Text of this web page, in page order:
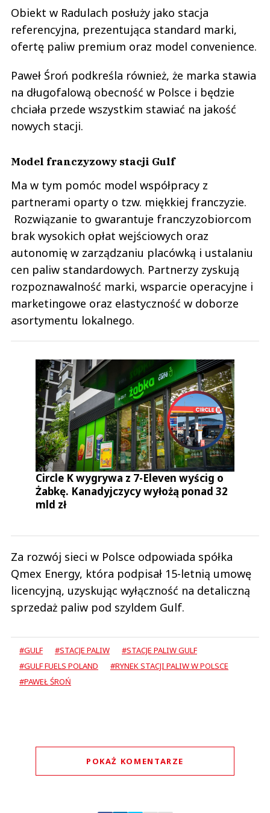
Obiekt w Radulach posłuży jako stacja
referencyjna, prezentująca standard marki,
ofertę paliw premium oraz model convenience.
Paweł Śroń podkreśla również, że marka stawia
na długofalową obecność w Polsce i będzie
chciała przede wszystkim stawiać na jakość
nowych stacji.
Model franczyzowy stacji Gulf
Ma w tym pomóc model współpracy z
partnerami oparty o tzw. miękkiej franczyzie.
Rozwiązanie to gwarantuje franczyzobiorcom
brak wysokich opłat wejściowych oraz
autonomię w zarządzaniu placówką i ustalaniu
cen paliw standardowych. Partnerzy zyskują
rozpoznawalność marki, wsparcie operacyjne i
marketingowe oraz elastyczność w doborze
asortymentu lokalnego.
Circle K wygrywa z 7-Eleven wyścig o
Żabkę. Kanadyjczycy wyłożą ponad 32
mld zł
Za rozwój sieci w Polsce odpowiada spółka
Qmex Energy, która podpisał 15-letnią umowę
licencyjną, uzyskując wyłączność na detaliczną
sprzedaż paliw pod szyldem Gulf.
#GULF #STACJE PALIW
#STACJE PALIW GULF
#GULF FUELS POLAND
#RYNEK STACJI PALIW W POLSCE
#PAWEŁ ŚROŃ
POKAŻ KOMENTARZE